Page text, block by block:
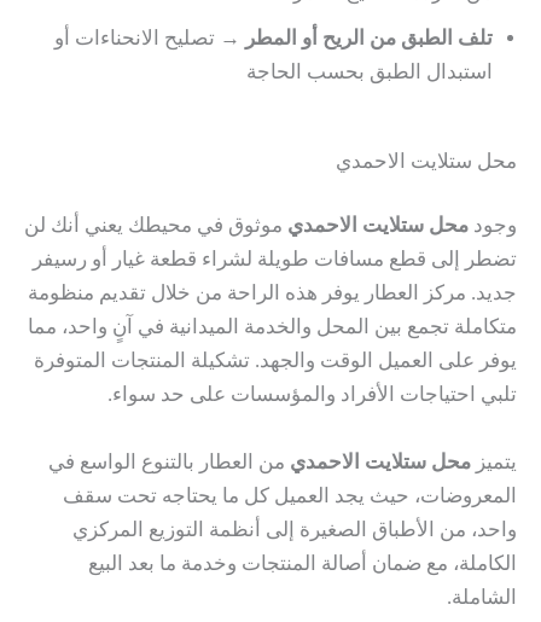
تلف الطبق من الريح أو المطر
→ تصليح الانحناءات أو
استبدال الطبق بحسب الحاجة
محل ستلايت الاحمدي
وجود محل ستلايت الاحمدي موثوق في محيطك يعني أنك لن
تضطر إلى قطع مسافات طويلة لشراء قطعة غيار أو رسيفر
جديد. مركز العطار يوفر هذه الراحة من خلال تقديم منظومة
متكاملة تجمع بين المحل والخدمة الميدانية في آنٍ واحد، مما
يوفر على العميل الوقت والجهد. تشكيلة المنتجات المتوفرة
تلبي احتياجات الأفراد والمؤسسات على حد سواء.
يتميز محل ستلايت الاحمدي من العطار بالتنوع الواسع في
المعروضات، حيث يجد العميل كل ما يحتاجه تحت سقف
واحد، من الأطباق الصغيرة إلى أنظمة التوزيع المركزي
الكاملة، مع ضمان أصالة المنتجات وخدمة ما بعد البيع
الشاملة.